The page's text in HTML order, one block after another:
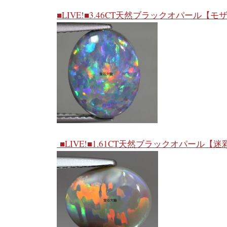
■LIVE!■3.46CT天然ブラックオパール【モザ
■LIVE!■1.61CT天然ブラックオパール【迷